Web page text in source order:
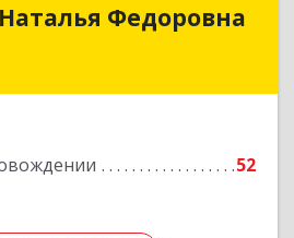
Федоровна
52
край, Новоалтайск г,